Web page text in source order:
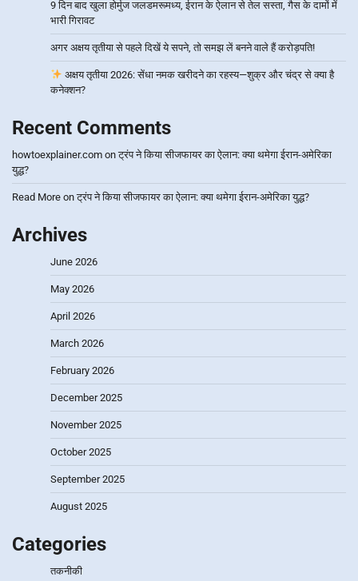
9 दिन बाद खुला होर्मुज जलडमरूमध्य, ईरान के ऐलान से तेल सस्ता, गैस के दामों में
भारी गिरावट
अगर अक्षय तृतीया से पहले दिखें ये सपने, तो समझ लें बनने वाले हैं करोड़पति!
अक्षय तृतीया 2026: सेंधा नमक खरीदने का रहस्य—शुक्र और चंद्र से क्या है
कनेक्शन?
Recent Comments
howtoexplainer.com onट्रंप ने किया सीजफायर का ऐलान: क्या थमेगा ईरान-अमेरिका
युद्ध?
Read More onट्रंप ने किया सीजफायर का ऐलान: क्या थमेगा ईरान-अमेरिका युद्ध?
Archives
June 2026
May 2026
April 2026
March 2026
February 2026
December 2025
November 2025
October 2025
September 2025
August 2025
Categories
तकनीकी